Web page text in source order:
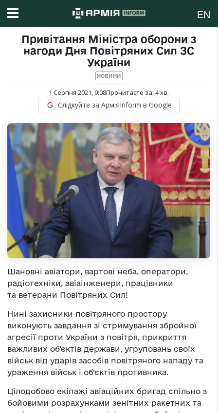
EN
Привітання Міністра оборони з
нагоди Дня Повітряних Сил ЗС
України
НОВИНИ
1 Серпня 2021, 9:08Прочитаєте за: 4хв.
Слідкуйте за АрміяInform в Google
Шановні авіатори, вартові неба, оператори,
радіотехніки, авіаінженери, працівники
та ветерани Повітряних Сил!
Нині захисники повітряного простору
виконують завдання зі стримування збройної
агресії проти України з повітря, прикриття
важливих об’єктів держави, угруповань своїх
військ від ударів засобів повітряного нападу та
ураження військ і об’єктів противника.
Цілодобово екіпажі авіаційних бригад спільно з
бойовими розрахунками зенітних ракетних та